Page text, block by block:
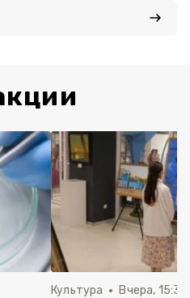
Культура Вчера, 15:30